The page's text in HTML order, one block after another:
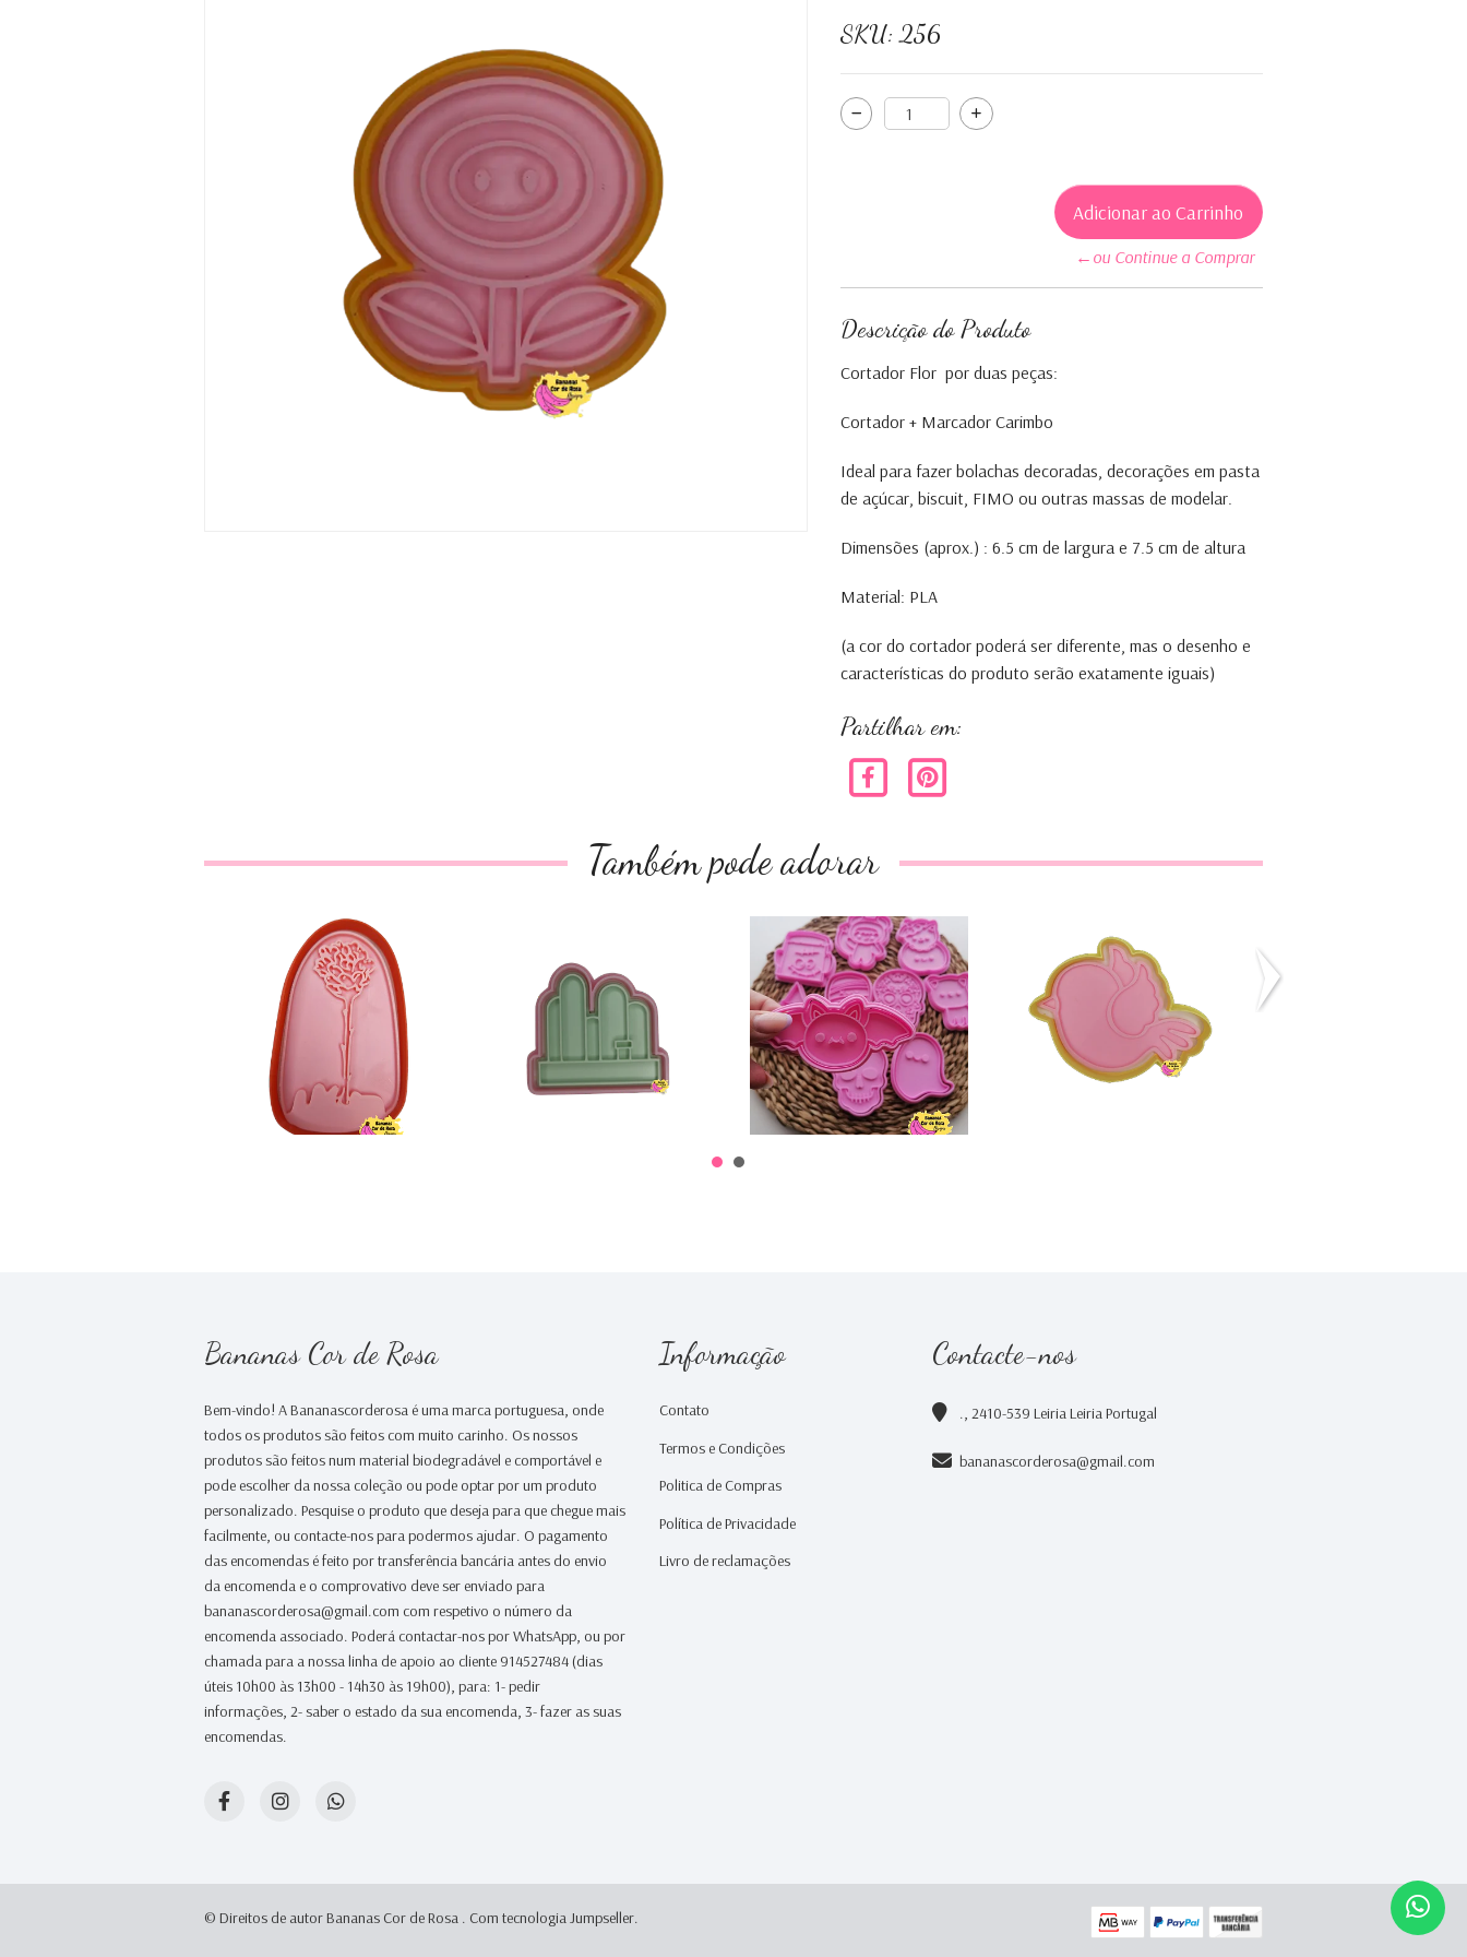
SKU:256
←ou Continue a Comprar
Descrição do Produto
Cortador Flor por duas peças:
Cortador + Marcador Carimbo
Ideal para fazer bolachas decoradas, decorações em pasta
de açúcar, biscuit, FIMO ou outras massas de modelar.
Dimensões (aprox.) : 6.5 cm de largura e 7.5 cm de altura
Material: PLA
(a cor do cortador poderá ser diferente, mas o desenho e
características do produto serão exatamente iguais)
Partilhar em:
Também pode adorar
Flor Principezinho
€4,30
€5,00
Morcego
€0,00
Pomba
€4,20
Principezinho
Bananas Cor de Rosa
Bem-vindo! A Bananascorderosa é uma marca portuguesa, onde
todos os produtos são feitos com muito carinho. Os nossos
produtos são feitos num material biodegradável e comportável e
pode escolher da nossa coleção ou pode optar por um produto
personalizado. Pesquise o produto que deseja para que chegue mais
facilmente, ou contacte-nos para podermos ajudar. O pagamento
das encomendas é feito por transferência bancária antes do envio
da encomenda e o comprovativo deve ser enviado para
bananascorderosa@gmail.com com respetivo o número da
encomenda associado. Poderá contactar-nos por WhatsApp, ou por
chamada para a nossa linha de apoio ao cliente 914527484 (dias
úteis 10h00 às 13h00 - 14h30 às 19h00), para: 1- pedir
informações, 2- saber o estado da sua encomenda, 3- fazer as suas
encomendas.
Informação
Contato
Termos e Condições
Politica de Compras
Política de Privacidade
Livro de reclamações
Contacte-nos
., 2410-539 Leiria Leiria Portugal
bananascorderosa@gmail.com
© Direitos de autor Bananas Cor de Rosa . Com tecnologia Jumpseller.